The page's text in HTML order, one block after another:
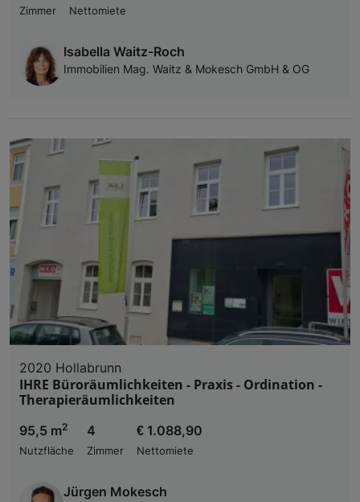
Zimmer Nettomiete
Isabella Waitz-Roch
Immobilien Mag. Waitz & Mokesch GmbH & OG
2020 Hollabrunn
IHRE Büroräumlichkeiten - Praxis - Ordination -
Therapieräumlichkeiten
95,5 m2
Nutzfläche
4
Zimmer
€ 1.088,90
Nettomiete
Jürgen Mokesch